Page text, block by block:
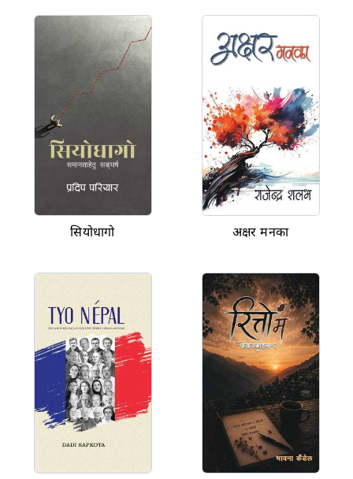
सियोधागो अक्षर मनका